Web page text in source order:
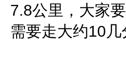
7.8公里，大家
需要走大约10